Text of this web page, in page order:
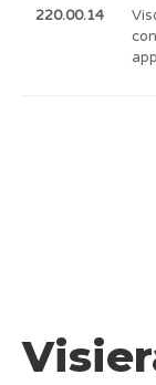
220.00.14